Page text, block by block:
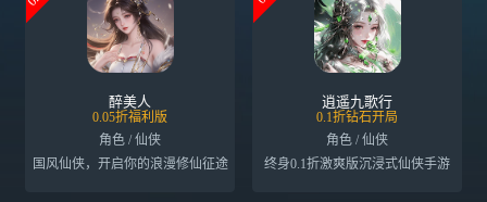
醉美人
0.05折福利版
角色 / 仙侠
国风仙侠，开启你的浪漫修仙征途
逍遥九歌行
0.1折钻石开局
角色 / 仙侠
终身0.1折激爽版沉浸式仙侠手游